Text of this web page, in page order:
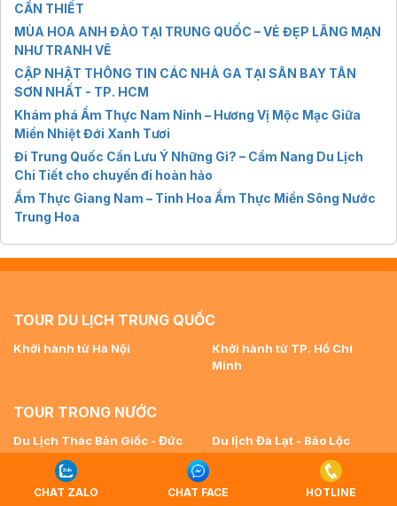
CẦN THIẾT
MÙA HOA ANH ĐÀO TẠI TRUNG QUỐC – VẺ ĐẸP LÃNG MẠN
NHƯ TRANH VẼ
CẬP NHẬT THÔNG TIN CÁC NHÀ GA TẠI SÂN BAY TÂN
SƠN NHẤT - TP. HCM
Khám phá Ẩm Thực Nam Ninh – Hương Vị Mộc Mạc Giữa
Miền Nhiệt Đới Xanh Tươi
Đi Trung Quốc Cần Lưu Ý Những Gì? – Cẩm Nang Du Lịch
Chi Tiết cho chuyến đi hoàn hảo
Ẩm Thực Giang Nam – Tinh Hoa Ẩm Thực Miền Sông Nước
Trung Hoa
TOUR DU LỊCH TRUNG QUỐC
Khởi hành từ Hà Nội
Khởi hành từ TP. Hồ Chí
Minh
TOUR TRONG NƯỚC
Du Lịch Thác Bản Giốc - Đức
Thiên
Du lịch Đà Lạt - Bảo Lộc
Du lịch Côn Đảo - Vũng Tàu
Du lịch Miền Bắc - Hà Nội
CHAT ZALO CHAT FACE HOTLINE